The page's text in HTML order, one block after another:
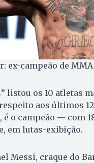
ex-campeão de
listou os 10 atletas
aos últimos
é o campeão — com
em lutas-exibição.
Messi, craque do